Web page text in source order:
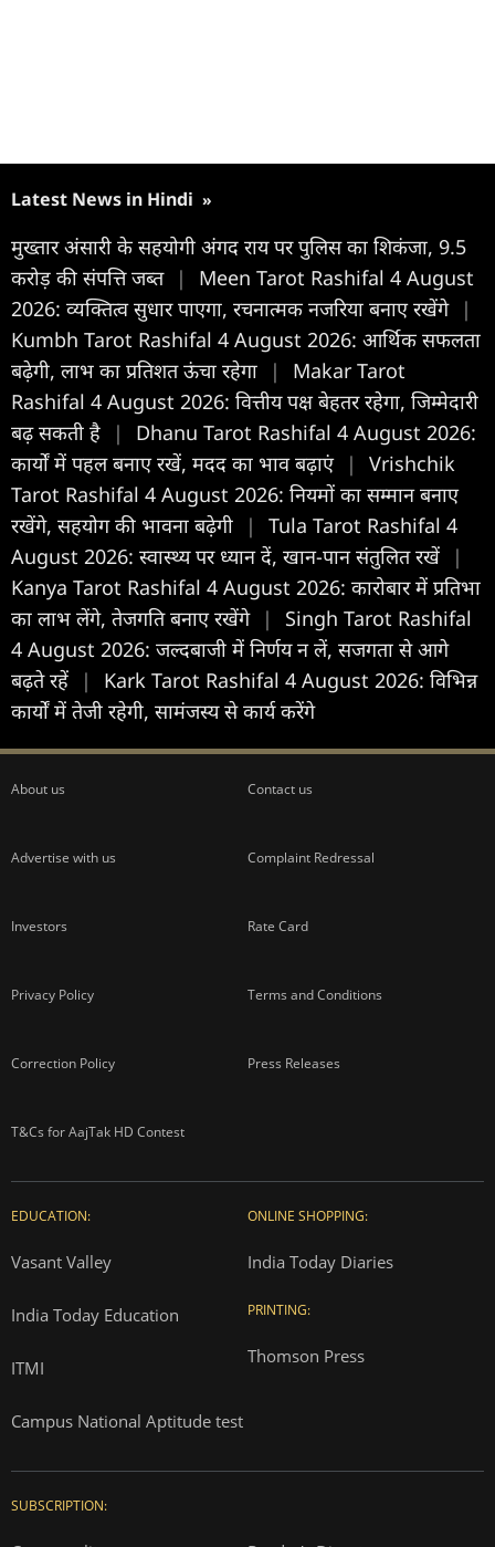
Latest News in Hindi »
मुख्तार अंसारी के सहयोगी अंगद राय पर पुलिस का शिकंजा, 9.5
करोड़ की संपत्ति जब्त |
Meen Tarot Rashifal 4 August
2026: व्यक्तित्व सुधार पाएगा, रचनात्मक नजरिया बनाए रखेंगे |
Kumbh Tarot Rashifal 4 August 2026: आर्थिक सफलता
बढ़ेगी, लाभ का प्रतिशत ऊंचा रहेगा
|
Makar Tarot
Rashifal 4 August 2026: वित्तीय पक्ष बेहतर रहेगा, जिम्मेदारी
बढ़ सकती है
|
Dhanu Tarot Rashifal 4 August 2026:
कार्यों में पहल बनाए रखें, मदद का भाव बढ़ाएं |
Vrishchik
Tarot Rashifal 4 August 2026: नियमों का सम्मान बनाए
रखेंगे, सहयोग की भावना बढ़ेगी
|
Tula Tarot Rashifal 4
August 2026: स्वास्थ्य पर ध्यान दें, खान-पान संतुलित रखें
|
Kanya Tarot Rashifal 4 August 2026: कारोबार में प्रतिभा
का लाभ लेंगे, तेजगति बनाए रखेंगे |
Singh Tarot Rashifal
4 August 2026: जल्दबाजी में निर्णय न लें, सजगता से आगे
बढ़ते रहें
|
Kark Tarot Rashifal 4 August 2026: विभिन्न
कार्यों में तेजी रहेगी, सामंजस्य से कार्य करेंगे
About us Contact us
Advertise with us Complaint Redressal
Investors Rate Card
Privacy Policy Terms and Conditions
Correction Policy Press Releases
T&Cs for AajTak HD Contest
EDUCATION:
Vasant Valley
India Today Education
ITMI
Campus National Aptitude test
ONLINE SHOPPING:
India Today Diaries
PRINTING:
Thomson Press
SUBSCRIPTION: